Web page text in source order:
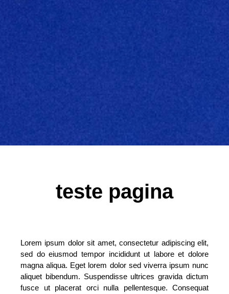
teste pagina
Lorem ipsum dolor sit amet, consectetur adipiscing elit,
sed do eiusmod tempor incididunt ut labore et dolore
magna aliqua. Eget lorem dolor sed viverra ipsum nunc
aliquet bibendum. Suspendisse ultrices gravida dictum
fusce ut placerat orci nulla pellentesque. Consequat